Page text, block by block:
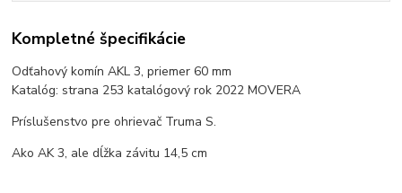
Kompletné špecifikácie
Odťahový komín AKL 3, priemer 60 mm
Katalóg: strana 253 katalógový rok 2022 MOVERA
Príslušenstvo pre ohrievač Truma S.
Ako AK 3, ale dĺžka závitu 14,5 cm